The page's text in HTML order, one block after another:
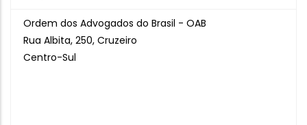
Ordem dos Advogados do Brasil - OAB
Rua Albita, 250, Cruzeiro
Centro-Sul